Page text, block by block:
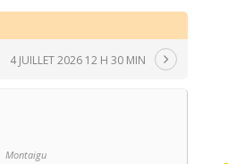
4 JUILLET 2026 12 H 30 MIN
Montaigu